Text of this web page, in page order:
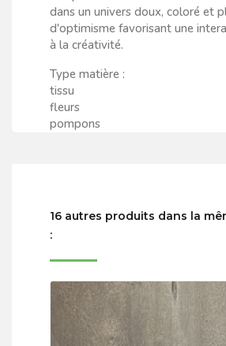
dans un univers doux, coloré et
d'optimisme favorisant une
à la créativité.
Type matière :
tissu
fleurs
pompons
16 autres produits dans la
: